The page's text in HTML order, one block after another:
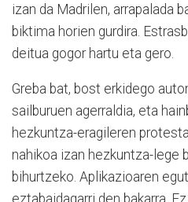
izan da Madrilen, arrapalada
biktima horien gurdira.
deitua gogor hartu eta gero.
Greba bat, bost erkidego
sailburuen agerraldia, eta
hezkuntza-eragileren
nahikoa izan hezkuntza-lege
bihurtzeko. Aplikazioaren